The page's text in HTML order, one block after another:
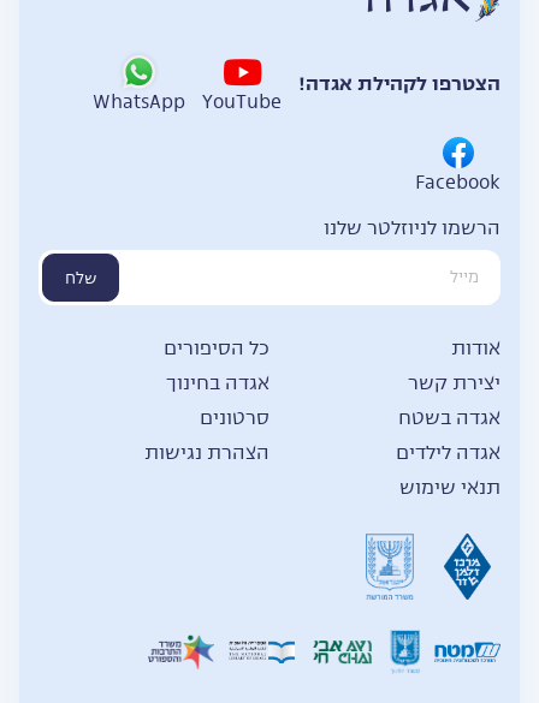
הצטרפו לקהילת אגדה!
YouTube
WhatsApp
Facebook
הרשמו לניוזלטר שלנו
שלח
אודות
כל הסיפורים
יצירת קשר
הצהרת נגישות
אגדה בחינוך
אגדה בשטח
תנאי שימוש
סרטונים
אגדה לילדים